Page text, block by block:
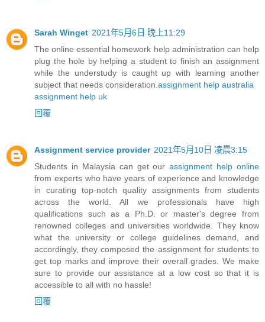
Sarah Winget 2021年5月6日 晚上11:29
The online essential homework help administration can help
plug the hole by helping a student to finish an assignment
while the understudy is caught up with learning another
subject that needs consideration. assignment help australia
assignment help uk
回覆
Assignment service provider 2021年5月10日 凌晨3:15
Students in Malaysia can get ourassignment help online
from experts who have years of experience and knowledge
in curating top-notch quality assignments from students
across the world. All we professionals have high
qualifications such as a Ph.D. or master's degree from
renowned colleges and universities worldwide. They know
what the university or college guidelines demand, and
accordingly, they composed the assignment for students to
get top marks and improve their overall grades. We make
sure to provide our assistance at a low cost so that it is
accessible to all with no hassle!
回覆